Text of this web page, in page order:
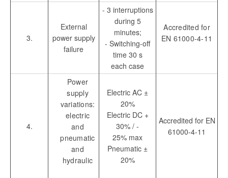
3.
External
power supply
failure
- 3 interruptions
during 5
minutes;
- Switching-off
time 30 s
each case
Accredited for
EN 61000-4-11
4.
Power
supply
variations:
electric
and
pneumatic
and
hydraulic
Electric AC ±
20%
Electric DC +
30% / -
25% max
Pneumatic ±
20%
Accredited for EN
61000-4-11